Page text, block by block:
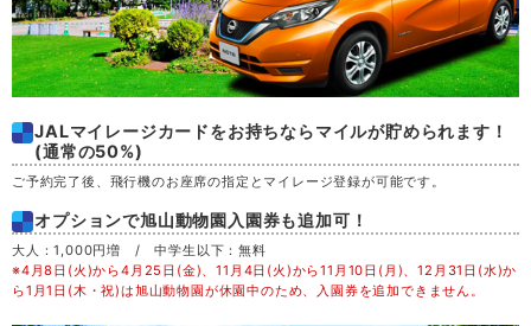
水 26
木 27
金 28
土 29
日 30
JALマイレージカードをお持ちならマイルが貯められます！
(通常の50%)
ご予約完了後、飛行機のお座席の指定とマイレージ登録が可能です。
オプションで旭山動物園入園券も追加可！
大人：1,000円増 / 中学生以下：無料
※4月8日(火)から4月25日(金)、11月4日(火)から11月10日(月)、12月31日(水)か
ら1月1日(木・祝)は旭山動物園が休園中のため、入園券を追加できません。